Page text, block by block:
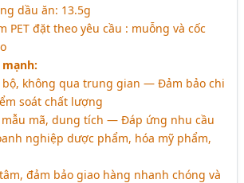
dầu ăn: 13.5g
PET đặt theo yêu cầu : muỗng và cốc
không qua trung gian — Đảm bảo chi
soát chất lượng
mã, dung tích — Đáp ứng nhu cầu
nghiệp dược phẩm, hóa mỹ phẩm,
đảm bảo giao hàng nhanh chóng và